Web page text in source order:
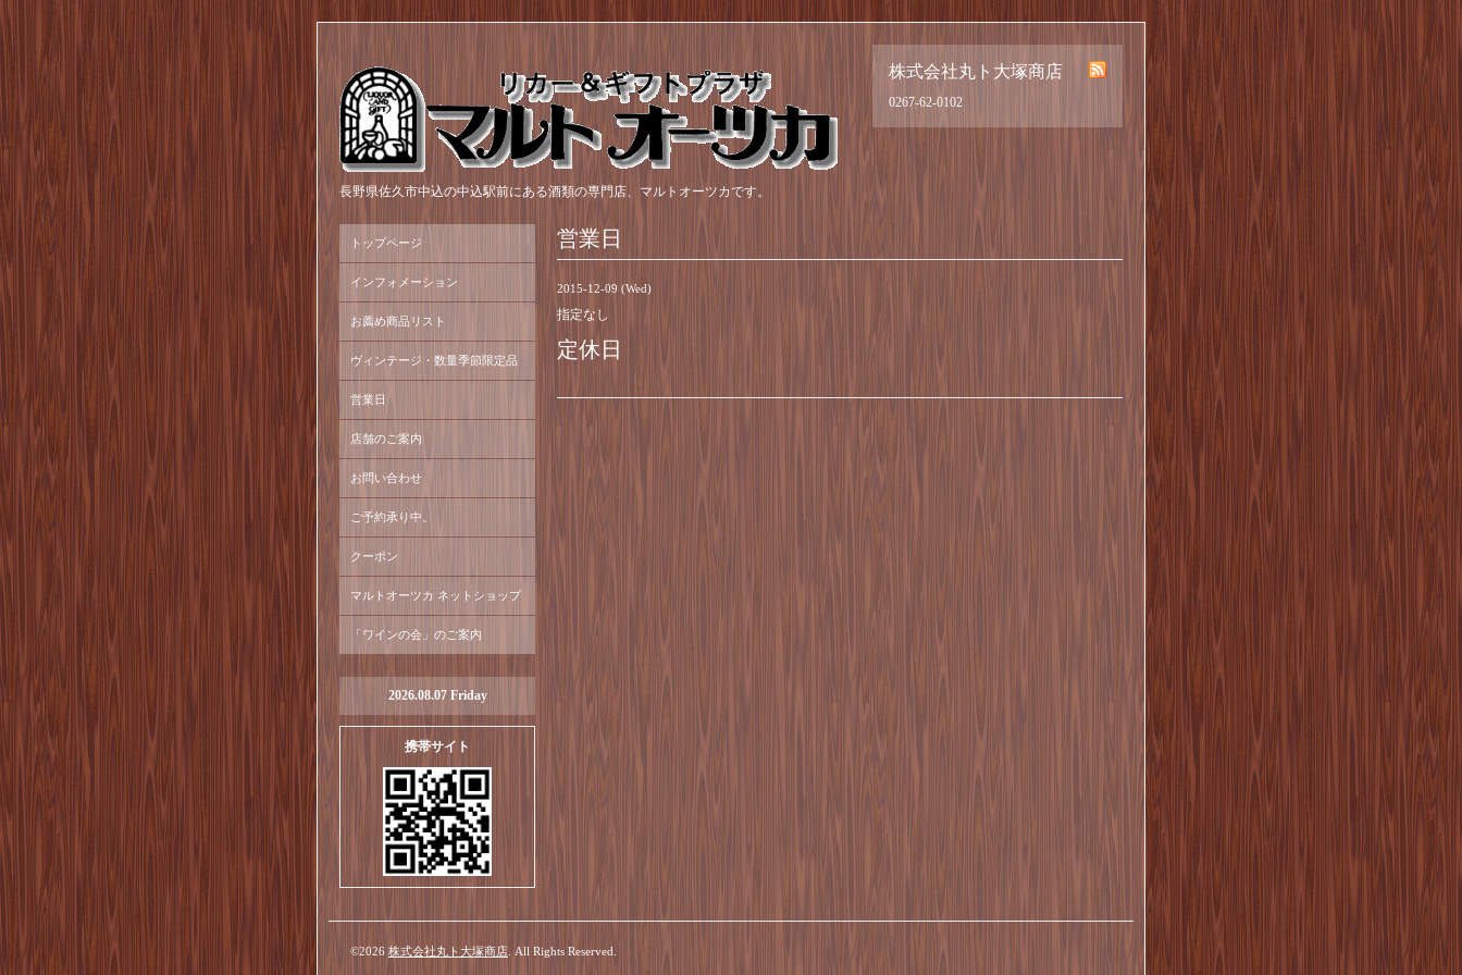
株式会社丸ト大塚商店
0267-62-0102
長野県佐久市中込の中込駅前にある酒類の専門店、マルトオーツカです。
営業日
2015-12-09 (Wed)
指定なし
定休日
トップページ
インフォメーション
お薦め商品リスト
ヴィンテージ・数量季節限定品
営業日
店舗のご案内
お問い合わせ
ご予約承り中。
クーポン
マルトオーツカ ネットショップ
「ワインの会」のご案内
2026.08.07 Friday
携帯サイト
©2026 株式会社丸ト大塚商店 . All Rights Reserved.